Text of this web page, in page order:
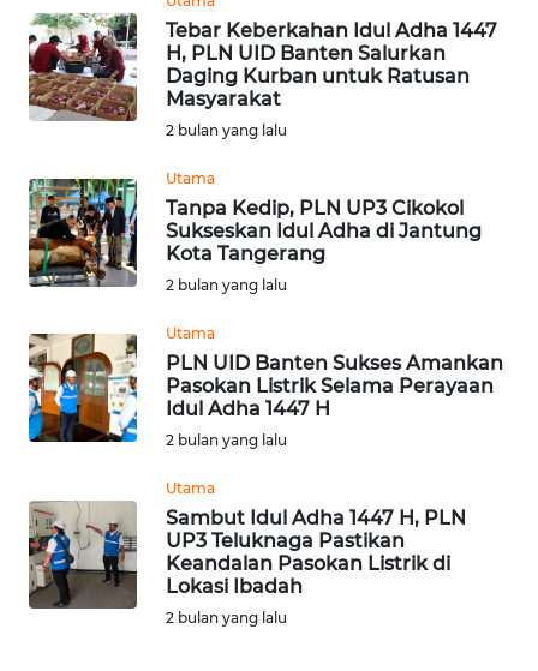
Tebar Keberkahan Idul Adha 1447
H, PLN UID Banten Salurkan
Daging Kurban untuk Ratusan
Masyarakat
2 bulan yang lalu
Utama
Tanpa Kedip, PLN UP3 Cikokol
Sukseskan Idul Adha di Jantung
Kota Tangerang
2 bulan yang lalu
Utama
PLN UID Banten Sukses Amankan
Pasokan Listrik Selama Perayaan
Idul Adha 1447 H
2 bulan yang lalu
Utama
Sambut Idul Adha 1447 H, PLN
UP3 Teluknaga Pastikan
Keandalan Pasokan Listrik di
Lokasi Ibadah
2 bulan yang lalu
SERDANG
WN
TEBING
WN
PAKPAK
WN
WN
BEKASI
WN
DEPOK